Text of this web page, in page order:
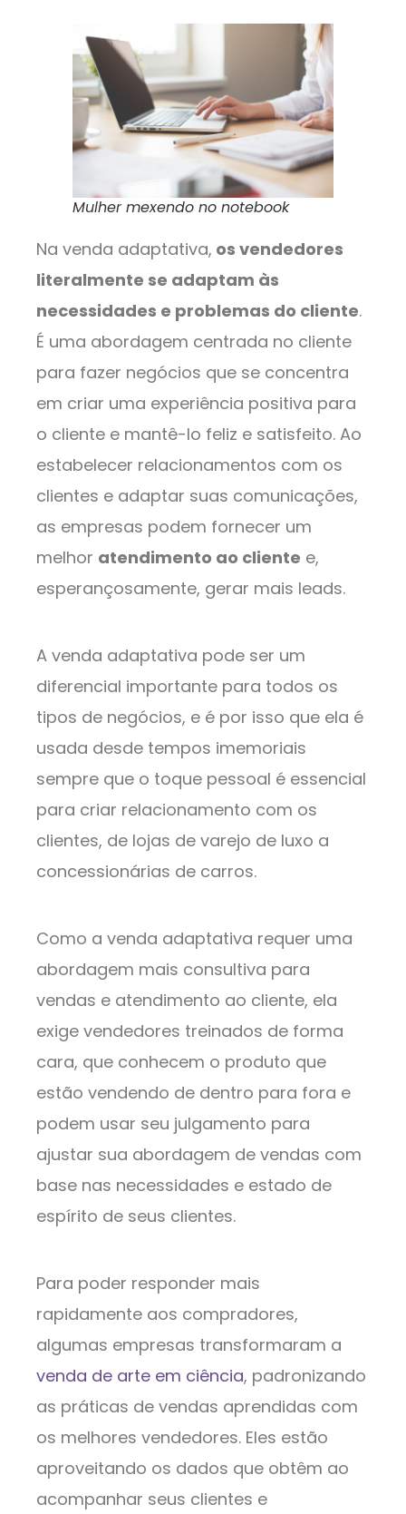
Mulher mexendo no notebook
Na venda adaptativa, os vendedores
literalmente se adaptam às
necessidades e problemas do cliente.
É uma abordagem centrada no cliente
para fazer negócios que se concentra
em criar uma experiência positiva para
o cliente e mantê-lo feliz e satisfeito. Ao
estabelecer relacionamentos com os
clientes e adaptar suas comunicações,
as empresas podem fornecer um
melhor atendimento ao cliente e,
esperançosamente, gerar mais leads.
A venda adaptativa pode ser um
diferencial importante para todos os
tipos de negócios, e é por isso que ela é
usada desde tempos imemoriais
sempre que o toque pessoal é essencial
para criar relacionamento com os
clientes, de lojas de varejo de luxo a
concessionárias de carros.
Como a venda adaptativa requer uma
abordagem mais consultiva para
vendas e atendimento ao cliente, ela
exige vendedores treinados de forma
cara, que conhecem o produto que
estão vendendo de dentro para fora e
podem usar seu julgamento para
ajustar sua abordagem de vendas com
base nas necessidades e estado de
espírito de seus clientes.
Para poder responder mais
rapidamente aos compradores,
algumas empresas transformaram a
venda de arte em ciência, padronizando
as práticas de vendas aprendidas com
os melhores vendedores. Eles estão
aproveitando os dados que obtêm ao
acompanhar seus clientes e